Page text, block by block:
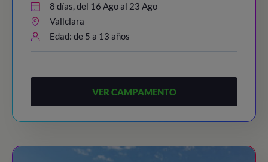
8 días, del 16 Ago al 23 Ago
Vallclara
Edad: de 5 a 13 años
VER CAMPAMENTO